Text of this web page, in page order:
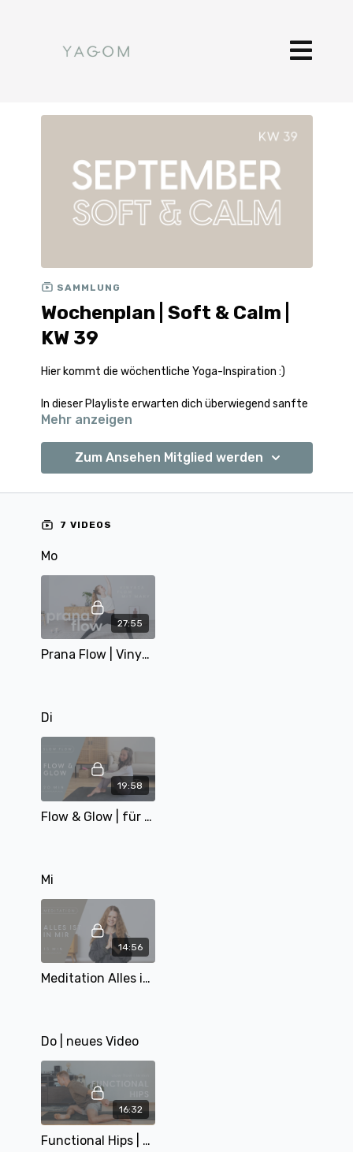
SAMMLUNG
Wochenplan | Soft & Calm |
KW 39
Hier kommt die wöchentliche Yoga-Inspiration :)
In dieser Playliste erwarten dich überwiegend sanfte
Einheiten, um zur Ruhe zu kommen.
Mehr anzeigen
Zum Ansehen Mitglied werden
7 VIDEOS
Mo
27:55
Prana Flow | Vinyasa Flow | 28 Min | mit Mary
Di
19:58
Flow & Glow | für Anfänger*innen | 20 Min
Mi
14:56
Meditation Alles ist in mir | mit Mary | 15 Min
Do | neues Video
16:32
Functional Hips | slow flow | 16 min | mit Tobi